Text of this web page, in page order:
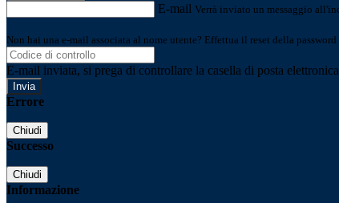
E-mail Verrà inviato un messaggio
Non hai una e-mail associata al nome utente? Effettua il reset della
E-mail inviata, si prega di controllare la casella di posta
Errore
Chiudi
Successo
Chiudi
Informazione